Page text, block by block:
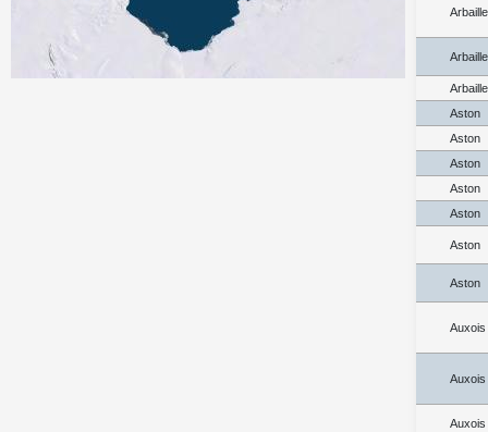
Aston
Aston
Aston
Aston
Aston
Aston
Aston
Auxois
Auxois
Auxois